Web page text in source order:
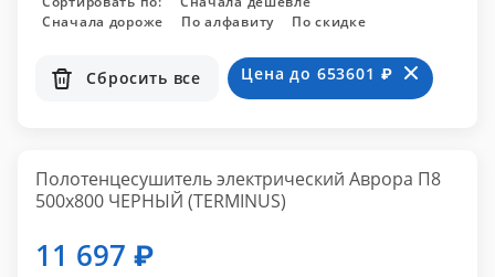
Сначала дороже
По алфавиту По скидке
Сбросить все Цена до 653601 ₽
Полотенцесушитель электрический Аврора П8
500х800 ЧЕРНЫЙ (TERMINUS)
11 697 ₽